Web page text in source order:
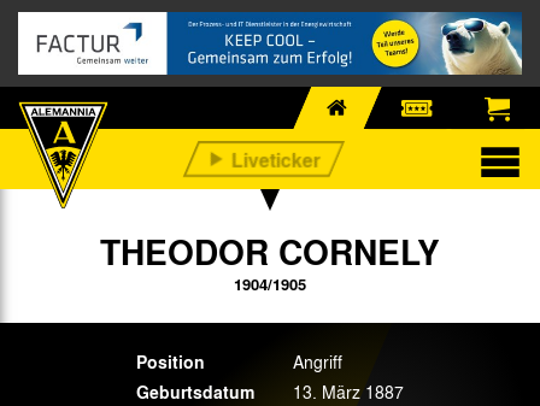
THEODOR CORNELY
1904/1905
Position Angriff
Geburtsdatum 13. März 1887